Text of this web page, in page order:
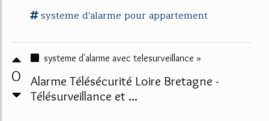
systeme d'alarme pourappartement
0
systeme d'alarme avec telesurveillance »
Alarme Télésécurité Loire Bretagne -
Télésurveillance et ...